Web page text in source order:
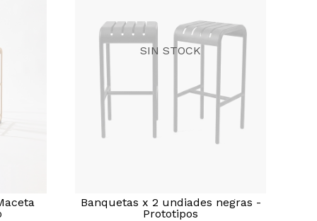
SIN STOCK
Banquetas x 2 undiades negras -
Prototipos